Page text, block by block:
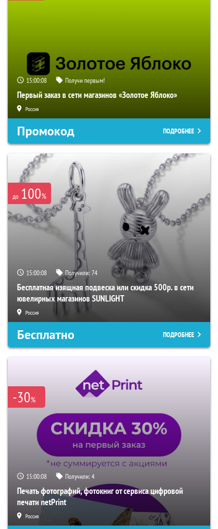
15:00:07 Получи первым!
Первый заказ в сети магазинов «Золотое Яблоко»
Россия
Промокод ПОДРОБНЕЕ
до 100%
15:00:07 Получили:74
Бесплатная изящная подвеска или скидка 500р. в сети
ювелирных магазинов SUNLIGHT
Россия
Бесплатно ПОДРОБНЕЕ
-30%
15:00:07 Получили:4
Печать фотографий, фотокниг от сервиса цифровой
печати netPrint
Россия